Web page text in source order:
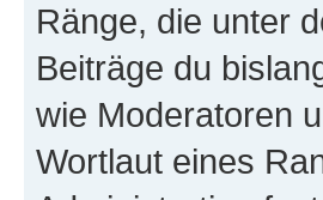
Ränge, die unter
Beiträge du
wie Moderatoren
Wortlaut eines